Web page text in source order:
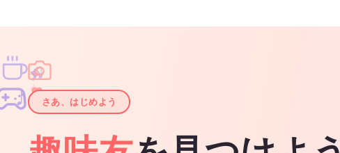
✦
✦
✧
✧
♪
♫
さあ、はじめよう